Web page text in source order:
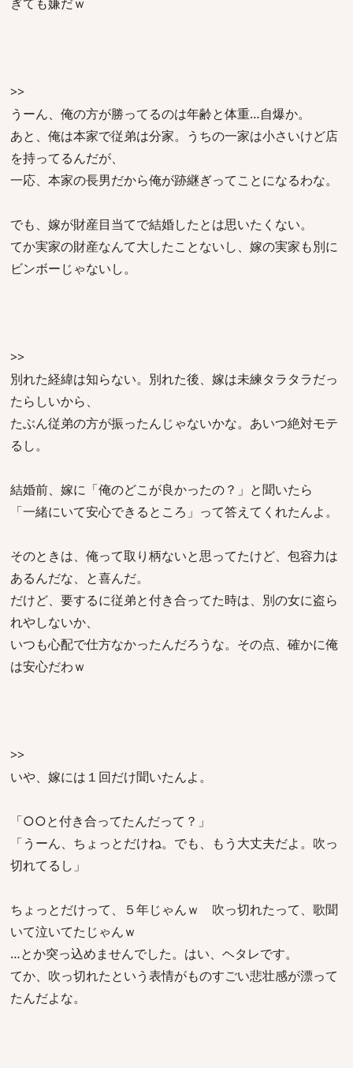
>>
うーん、俺の方が勝ってるのは年齢と体重…自爆か。
あと、俺は本家で従弟は分家。うちの一家は小さいけど店
を持ってるんだが、
一応、本家の長男だから俺が跡継ぎってことになるわな。
でも、嫁が財産目当てで結婚したとは思いたくない。
てか実家の財産なんて大したことないし、嫁の実家も別に
ビンボーじゃないし。
>>
別れた経緯は知らない。別れた後、嫁は未練タラタラだっ
たらしいから、
たぶん従弟の方が振ったんじゃないかな。あいつ絶対モテ
るし。
結婚前、嫁に「俺のどこが良かったの？」と聞いたら
「一緒にいて安心できるところ」って答えてくれたんよ。
そのときは、俺って取り柄ないと思ってたけど、包容力は
あるんだな、と喜んだ。
だけど、要するに従弟と付き合ってた時は、別の女に盗ら
れやしないか、
いつも心配で仕方なかったんだろうな。その点、確かに俺
は安心だわｗ
>>
いや、嫁には１回だけ聞いたんよ。
「○○と付き合ってたんだって？」
「うーん、ちょっとだけね。でも、もう大丈夫だよ。吹っ
切れてるし」
ちょっとだけって、５年じゃんｗ 吹っ切れたって、歌聞
いて泣いてたじゃんｗ
…とか突っ込めませんでした。はい、ヘタレです。
てか、吹っ切れたという表情がものすごい悲壮感が漂って
たんだよな。